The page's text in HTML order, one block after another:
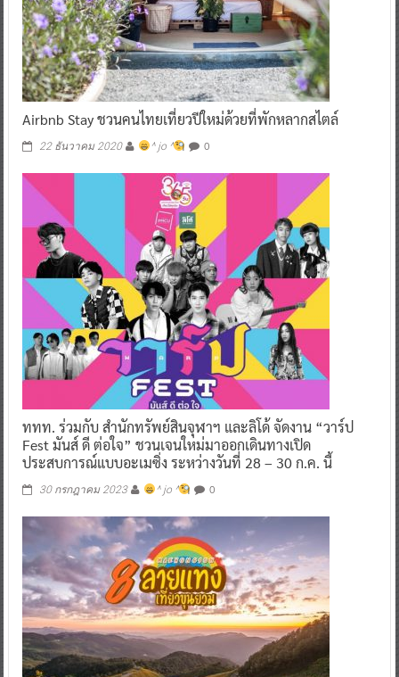
Airbnb Stay ชวนคนไทยเที่ยวปีใหม่ด้วยที่พักหลากสไตล์
22 ธันวาคม 2020 ^ jo ^ 0
ททท. ร่วมกับ สำนักทรัพย์สินจุฬาฯ และลิโด้ จัดงาน “วาร์ป
Fest มันส์ ดี ต่อใจ” ชวนเจนใหม่มาออกเดินทางเปิด
ประสบการณ์แบบอะเมซิ่ง ระหว่างวันที่ 28 – 30 ก.ค. นี้
30 กรกฎาคม 2023 ^ jo ^ 0